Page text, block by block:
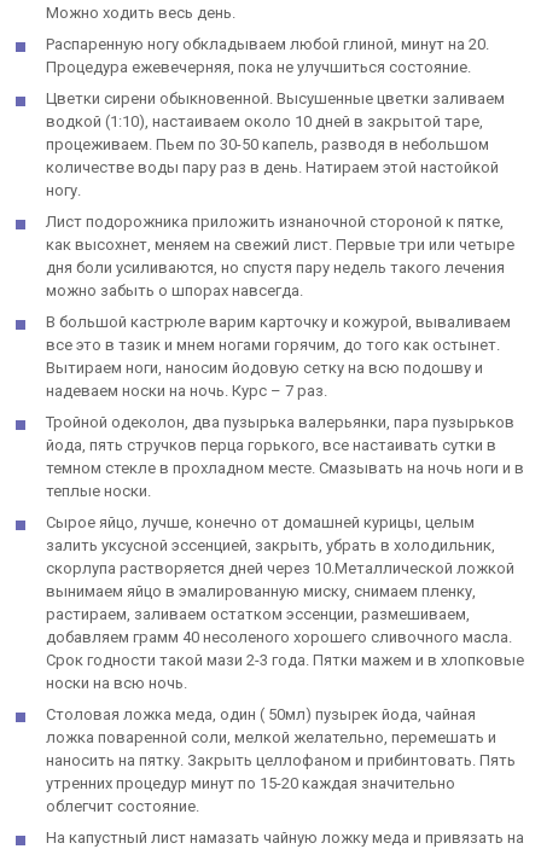
Можно ходить весь день.
Распаренную ногу обкладываем любой глиной, минут на 20.
Процедура ежевечерняя, пока не улучшиться состояние.
Цветки сирени обыкновенной. Высушенные цветки заливаем
водкой (1:10), настаиваем около 10 дней в закрытой таре,
процеживаем. Пьем по 30-50 капель, разводя в небольшом
количестве воды пару раз в день. Натираем этой настойкой
ногу.
Лист подорожника приложить изнаночной стороной к пятке,
как высохнет, меняем на свежий лист. Первые три или четыре
дня боли усиливаются, но спустя пару недель такого лечения
можно забыть о шпорах навсегда.
В большой кастрюле варим карточку и кожурой, вываливаем
все это в тазик и мнем ногами горячим, до того как остынет.
Вытираем ноги, наносим йодовую сетку на всю подошву и
надеваем носки на ночь. Курс – 7 раз.
Тройной одеколон, два пузырька валерьянки, пара пузырьков
йода, пять стручков перца горького, все настаивать сутки в
темном стекле в прохладном месте. Смазывать на ночь ноги и в
теплые носки.
Сырое яйцо, лучше, конечно от домашней курицы, целым
залить уксусной эссенцией, закрыть, убрать в холодильник,
скорлупа растворяется дней через 10.Металлической ложкой
вынимаем яйцо в эмалированную миску, снимаем пленку,
растираем, заливаем остатком эссенции, размешиваем,
добавляем грамм 40 несоленого хорошего сливочного масла.
Срок годности такой мази 2-3 года. Пятки мажем и в хлопковые
носки на всю ночь.
Столовая ложка меда, один ( 50мл) пузырек йода, чайная
ложка поваренной соли, мелкой желательно, перемешать и
наносить на пятку. Закрыть целлофаном и прибинтовать. Пять
утренних процедур минут по 15-20 каждая значительно
облегчит состояние.
На капустный лист намазать чайную ложку меда и привязать на